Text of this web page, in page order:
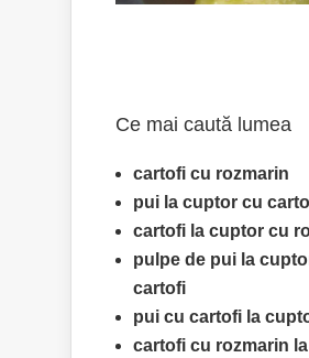
Ce mai caută lumea
cartofi cu rozmarin
pui la cuptor cu
cartofi la cuptor cu
pulpe de pui la
cartofi
pui cu cartofi la
cartofi cu rozmarin